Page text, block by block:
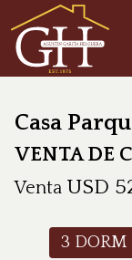
Casa
VENTA DE
Venta USD
3 DORM